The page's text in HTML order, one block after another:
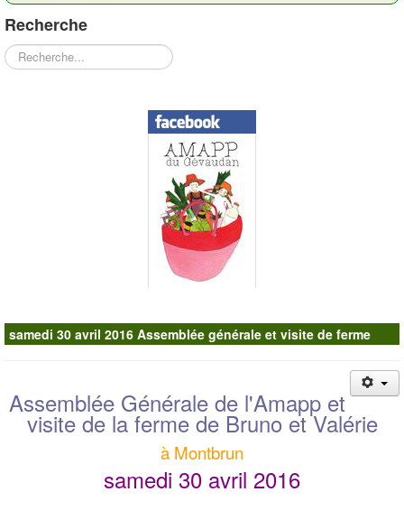
Nos paysans
Commandes
Recherche
Rechercher
samedi 30 avril 2016 Assemblée générale et visite de ferme
Assemblée Générale de l'Amapp et
visite de la ferme de Bruno et Valérie
à Montbrun
samedi 30 avril 2016